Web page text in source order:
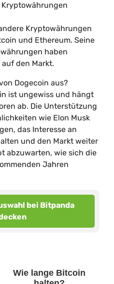
Kryptowährungen
Kryptowährungen
und Ethereum. Seine
haben
den Markt.
Dogecoin aus?
ist ungewiss und hängt
ab. Die Unterstützung
wie Elon Musk
das Interesse an
und den Markt weiter
abzuwarten, wie sich die
Jahren
bei Bitpanda
Wie lange Bitcoin